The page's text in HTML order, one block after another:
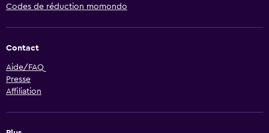
Codes de réduction momondo
Contact
Aide/FAQ
Presse
Affiliation